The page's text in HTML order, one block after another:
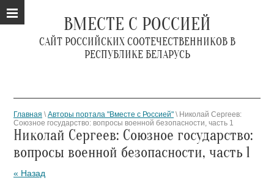
ВМЕСТЕ С РОССИЕЙ
САЙТ РОССИЙСКИХ СООТЕЧЕСТВЕННИКОВ В
РЕСПУБЛИКЕ БЕЛАРУСЬ
Главная \Авторы портала "Вместе с Россией" \ Николай Сергеев:
Союзное государство: вопросы военной безопасности, часть 1
Николай Сергеев: Союзное государство:
вопросы военной безопасности, часть 1
« Назад